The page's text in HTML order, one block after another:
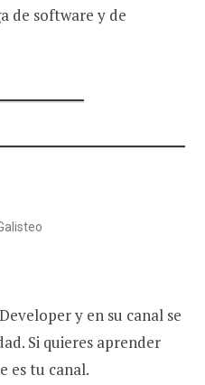
de software y de
y en su canal se
Si quieres aprender
es tu canal.